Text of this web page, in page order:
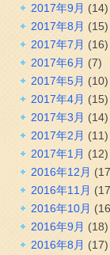
2017年9月 (14)
2017年8月 (15)
2017年7月 (16)
2017年6月 (7)
2017年5月 (10)
2017年4月 (15)
2017年3月 (14)
2017年2月 (11)
2017年1月 (12)
2016年12月
2016年11月
2016年10月
2016年9月 (18)
2016年8月 (17)